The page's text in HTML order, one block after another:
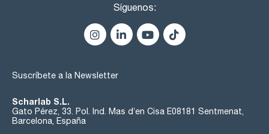
Síguenos:
Suscríbete a la Newsletter
Scharlab S.L.
Gato Pérez, 33. Pol. Ind. Mas d’en Cisa E08181 Sentmenat,
Barcelona, España